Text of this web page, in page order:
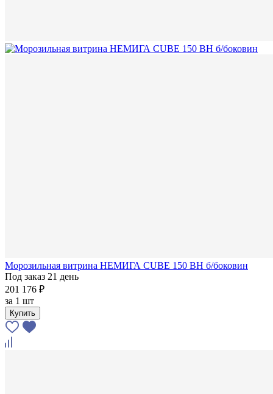
Морозильная витрина НЕМИГА CUBE 150 ВН б/боковин
Под заказ 21 день
201 176 ₽
за 1 шт
Купить